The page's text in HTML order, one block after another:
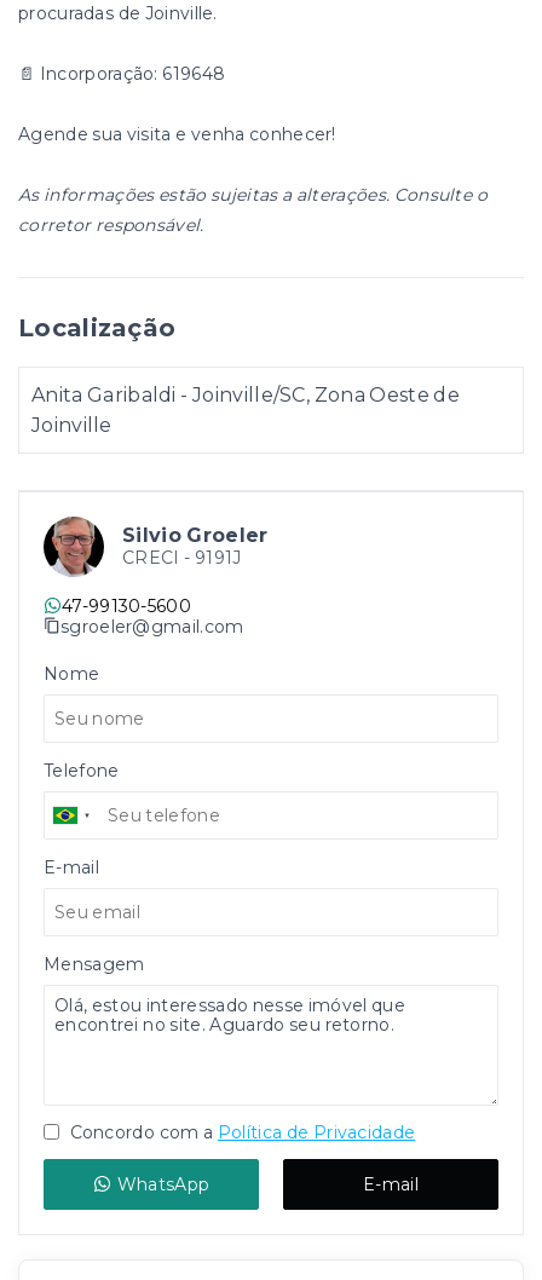
Silvio Groeler
CRECI - 9191J
47-99130-5600
sgroeler@gmail.com
Nome
Telefone
E-mail
Mensagem
Concordo com a Política de Privacidade
WhatsApp E-mail
procuradas de Joinville.
📄 Incorporação: 619648
Agende sua visita e venha conhecer!
As informações estão sujeitas a alterações. Consulte o
corretor responsável.
Localização
Anita Garibaldi - Joinville/SC, Zona Oeste de
Joinville